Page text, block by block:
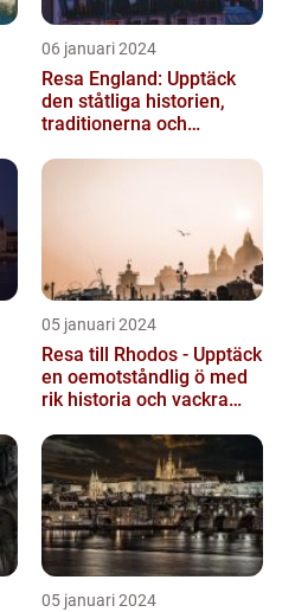
06 januari 2024
Resa England: Upptäck
den ståtliga historien,
traditionerna och
05 januari 2024
Resa till Rhodos - Upptäck
en oemotståndlig ö med
rik historia och vackra
05 januari 2024